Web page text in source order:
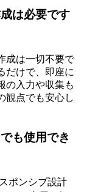
は必要です
成は一切不要で
だけで、即座に
の入力や収集も
観点でも安心し
も使用でき
ポンシブ設計